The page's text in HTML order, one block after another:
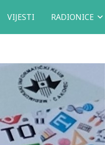
VIJESTI RADIONICE